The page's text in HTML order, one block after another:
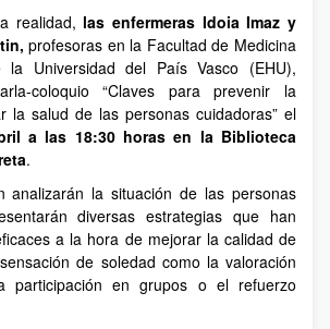
realidad, las enfermeras Idoia Imaz y
profesoras en la Facultad de Medicina
Universidad del País Vasco (EHU),
coloquio “Claves para prevenir la
la salud de las personas cuidadoras” el
a las 18:30 horas en la Biblioteca
.
analizarán la situación de las personas
diversas estrategias que han
a la hora de mejorar la calidad de
de soledad como la valoración
participación en grupos o el refuerzo